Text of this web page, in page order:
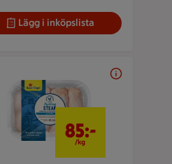
Lägg i inköpslista
85:-
/kg